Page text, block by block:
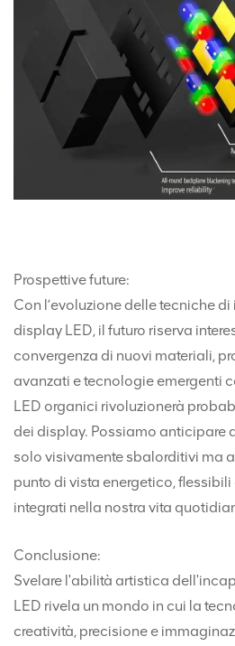
Prospettive future:
Con l’evoluzione delle tecniche
display LED, il futuro riserva
convergenza di nuovi materiali,
avanzati e tecnologie emergenti
LED organici rivoluzionerà
dei display. Possiamo anticipare
solo visivamente sbalorditivi ma
punto di vista energetico, flessibili
integrati nella nostra vita
Conclusione:
Svelare l'abilità artistica
LED rivela un mondo in cui la
creatività, precisione e